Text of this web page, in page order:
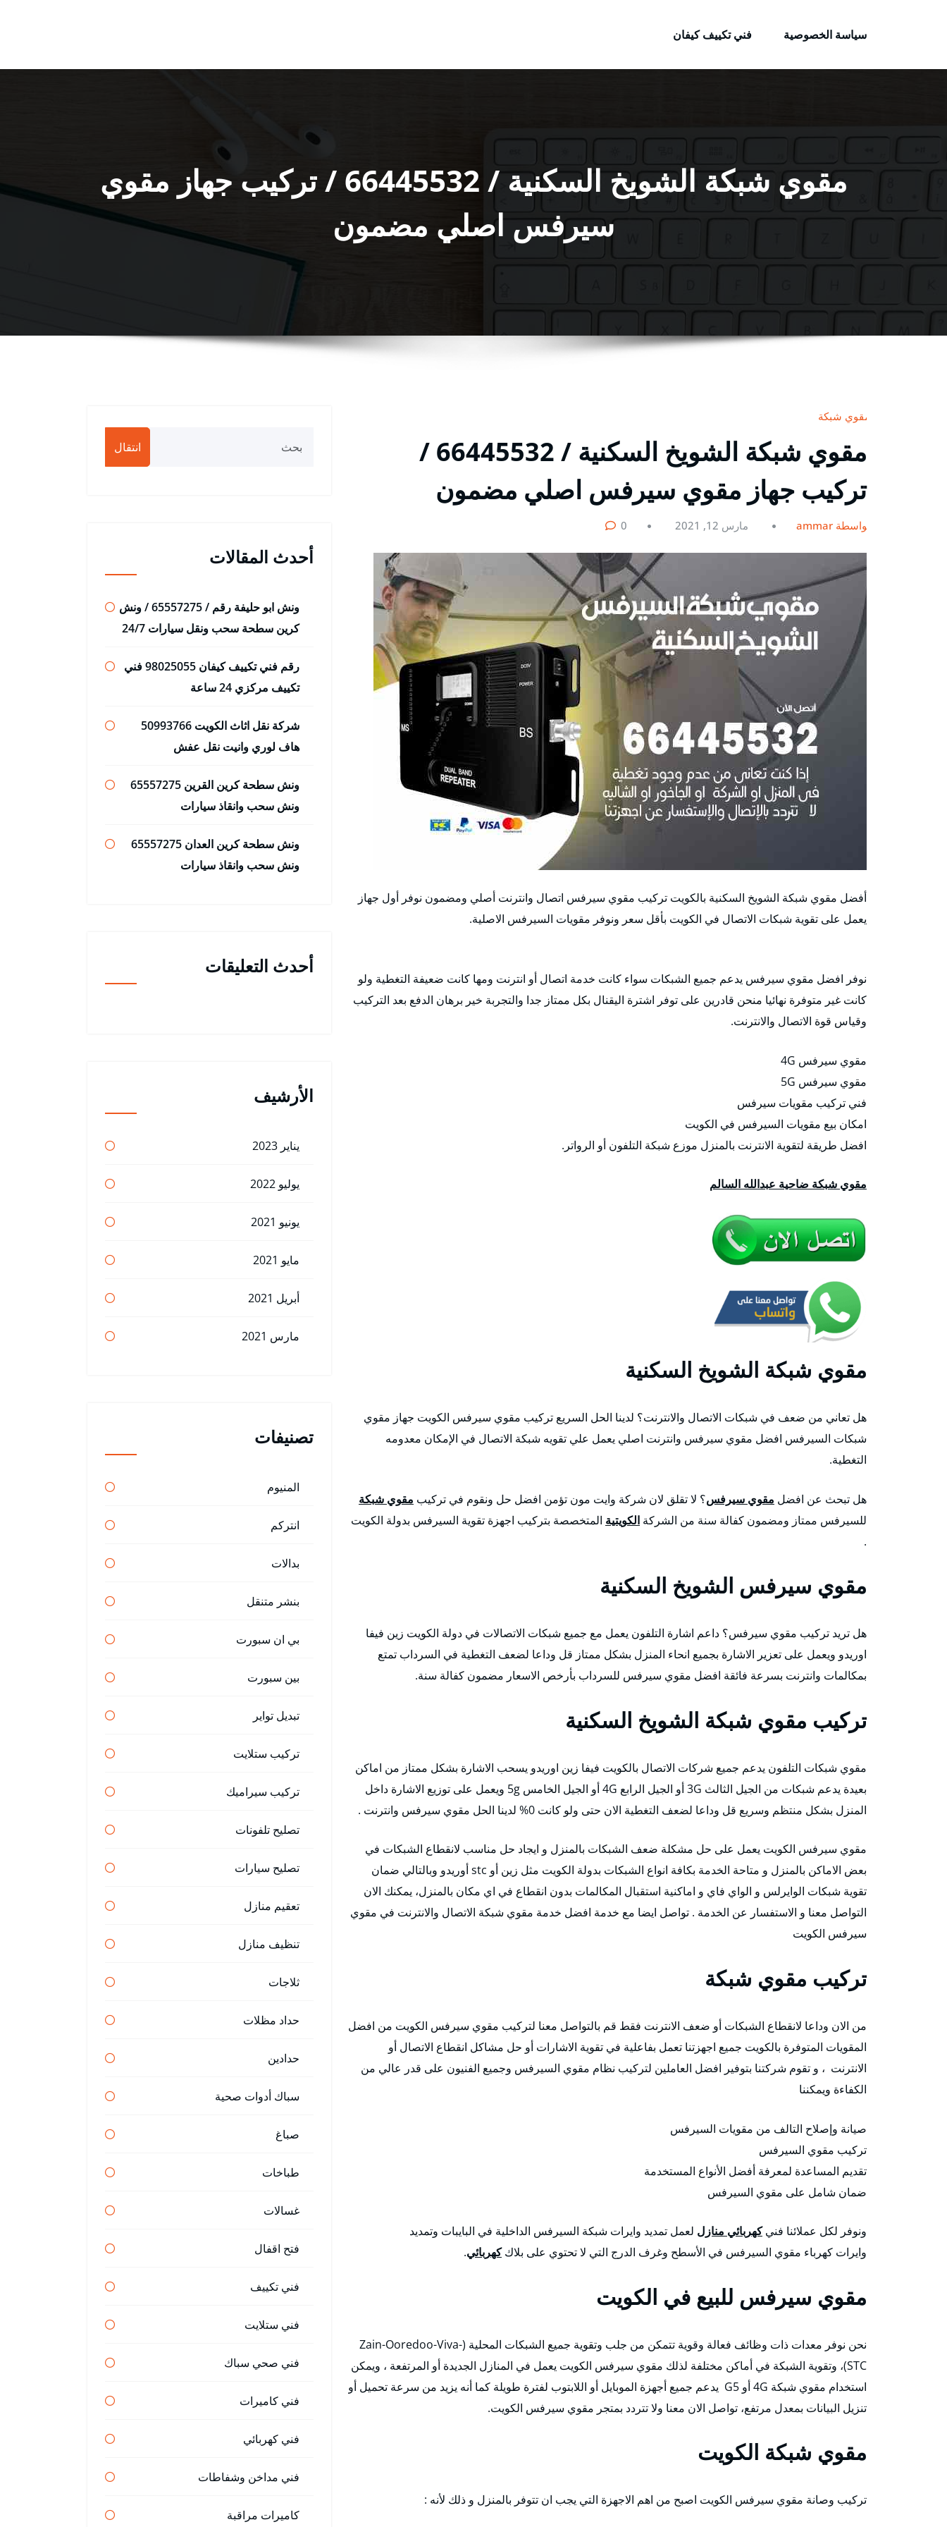
سياسة الخصوصية
فني تكييف كيفان
مقوي شبكة الشويخ السكنية / 66445532 / تركيب جهاز مقوي
سيرفس اصلي مضمون
مقوي شبكة
مقوي شبكة الشويخ السكنية / 66445532 /
تركيب جهاز مقوي سيرفس اصلي مضمون
بواسطة ammar مارس 12, 2021 0
أفضل مقوي شبكة الشويخ السكنية بالكويت تركيب مقوي سيرفس اتصال وانترنت أصلي ومضمون نوفر أول جهاز
يعمل على تقوية شبكات الاتصال في الكويت بأقل سعر ونوفر مقويات السيرفس الاصلية.
نوفر افضل مقوي سيرفس يدعم جميع الشبكات سواء كانت خدمة اتصال أو انترنت ومها كانت ضعيفة التغطية ولو
كانت غير متوفرة نهائيا منحن قادرين على توفر اشترة اليقنال بكل ممتاز جدا والتجربة خير برهان الدفع بعد التركيب
وقياس قوة الاتصال والانترنت.
مقوي سيرفس 4G
مقوي سيرفس 5G
فني تركيب مقويات سيرفس
امكان بيع مقويات السيرفس في الكويت
افضل طريقة لتقوية الانترنت بالمنزل موزع شبكة التلفون أو الرواتر.
مقوي شبكة ضاحية عبدالله السالم
مقوي شبكة الشويخ السكنية
هل تعاني من ضعف في شبكات الاتصال والانترنت؟ لدينا الحل السريع تركيب مقوي سيرفس الكويت جهاز مقوي
شبكات السيرفس افضل مقوي سيرفس وانترنت اصلي يعمل علي تقويه شبكة الاتصال في الإمكان معدومه
التغطية.
هل تبحث عن افضل مقوي سيرفس؟ لا تقلق لان شركة وايت مون تؤمن افضل حل ونقوم في تركيب مقوي شبكة
للسيرفس ممتاز ومضمون كفالة سنة من الشركة الكويتية المتخصصة بتركيب اجهزة تقوية السيرفس بدولة الكويت
.
مقوي سيرفس الشويخ السكنية
هل تريد تركيب مقوي سيرفس؟ داعم اشارة التلفون يعمل مع جميع شبكات الاتصالات في دولة الكويت زين فيفا
اوريدو ويعمل على تعزير الاشارة بجميع انحاء المنزل بشكل ممتاز قل وداعا لضعف التغطية في السرداب تمتع
بمكالمات وانترنت بسرعة فائقة افضل مقوي سيرفس للسرداب بأرخص الاسعار مضمون كفالة سنة.
تركيب مقوي شبكة الشويخ السكنية
مقوي شبكات التلفون يدعم جميع شركات الاتصال بالكويت فيفا زين اوريدو يسحب الاشارة بشكل ممتاز من اماكن
بعيدة يدعم شبكات من الجيل الثالث 3G أو الجيل الرابع 4G أو الجيل الخامس 5g ويعمل على توزيع الاشارة داخل
المنزل بشكل منتظم وسريع قل وداعا لضعف التغطية الان حتى ولو كانت 0% لدينا الحل مقوي سيرفس وانترنت .
مقوي سيرفس الكويت يعمل على حل مشكلة ضعف الشبكات بالمنزل و ايجاد حل مناسب لانقطاع الشبكات في
بعض الاماكن بالمنزل و متاحة الخدمة بكافة انواع الشبكات بدولة الكويت مثل زين أو stc أوريدو وبالتالي ضمان
تقوية شبكات الوايرلس و الواي فاي و اماكنية استقبال المكالمات بدون انقطاع في اي مكان بالمنزل، يمكنك الان
التواصل معنا و الاستفسار عن الخدمة . تواصل ايضا مع خدمة افضل خدمة مقوي شبكة الاتصال والانترنت في مقوي
سيرفس الكويت
تركيب مقوي شبكة
من الان وداعا لانقطاع الشبكات أو ضعف الانترنت فقط قم بالتواصل معنا لتركيب مقوي سيرفس الكويت من افضل
المقويات المتوفرة بالكويت جميع اجهزتنا تعمل بفاعلية في تقوية الاشارات أو حل مشاكل انقطاع الاتصال أو
الانترنت ، و تقوم شركتنا بتوفير افضل العاملين لتركيب نظام مقوي السيرفس وجميع الفنيون على قدر عالي من
الكفاءة ويمكننا
صيانة وإصلاح التالف من مقويات السيرفس
تركيب مقوي السيرفس
تقديم المساعدة لمعرفة أفضل الأنواع المستخدمة
ضمان شامل على مقوي السيرفس
ونوفر لكل عملائنا فنيكهربائي منازل لعمل تمديد وايرات شبكة السيرفس الداخلية في البايبات وتمديد
وايرات كهرباء مقوي السيرفس في الأسطح وغرف الدرج التي لا تحتوي على بلاككهربائي.
مقوي سيرفس للبيع في الكويت
نحن نوفر معدات ذات وظائف فعالة وقوية تتمكن من جلب وتقوية جميع الشبكات المحلية (Zain-Ooredoo-Viva-
STC)، وتقوية الشبكة في أماكن مختلفة لذلك مقوي سيرفس الكويت يعمل في المنازل الجديدة أو المرتفعة ، ويمكن
استخدام مقوي شبكة 4G أو G5 يدعم جميع أجهزة الموبايل أو اللابتوب لفترة طويلة كما أنه يزيد من سرعة تحميل أو
تنزيل البيانات بمعدل مرتفع، تواصل الان معنا ولا تتردد بمتجر مقوي سيرفس الكويت.
مقوي شبكة الكويت
تركيب وصانة مقوي سيرفس الكويت اصبح من اهم الاجهزة التي يجب ان تتوفر بالمنزل و ذلك لأنه :
انتقال
أحدث المقالات
ونش ابو حليفة رقم / 65557275 / ونش
كرين سطحة سحب ونقل سيارات 24/7
رقم فني تكييف كيفان 98025055 فني
تكييف مركزي 24 ساعة
شركة نقل اثاث الكويت 50993766
هاف لوري وانيت نقل عفش
ونش سطحة كرين القرين 65557275
ونش سحب وانقاذ سيارات
ونش سطحة كرين العدان 65557275
ونش سحب وانقاذ سيارات
أحدث التعليقات
الأرشيف
يناير 2023
يوليو 2022
يونيو 2021
مايو 2021
أبريل 2021
مارس 2021
تصنيفات
المنيوم
انتركم
بدالات
بنشر متنقل
بي ان سبورت
بين سبورت
تبديل تواير
تركيب ستلايت
تركيب سيراميك
تصليح تلفونات
تصليح سيارات
تعقيم منازل
تنظيف منازل
ثلاجات
حداد مظلات
حدادين
سباك أدوات صحية
صباغ
طباخات
غسالات
فتح اقفال
فني تكييف
فني ستلايت
فني صحي سباك
فني كاميرات
فني كهربائي
فني مداخن وشفاطات
كاميرات مراقبة